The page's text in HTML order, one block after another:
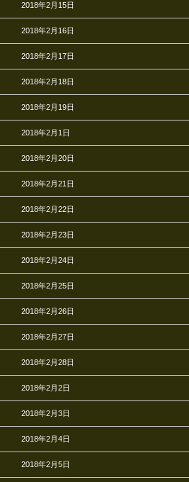
2018年2月15日
2018年2月16日
2018年2月17日
2018年2月18日
2018年2月19日
2018年2月1日
2018年2月20日
2018年2月21日
2018年2月22日
2018年2月23日
2018年2月24日
2018年2月25日
2018年2月26日
2018年2月27日
2018年2月28日
2018年2月2日
2018年2月3日
2018年2月4日
2018年2月5日